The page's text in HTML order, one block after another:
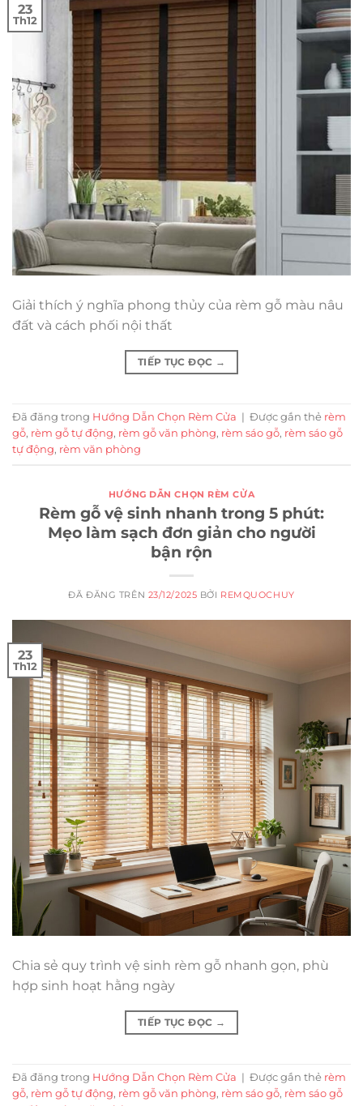
23
Th12
Giải thích ý nghĩa phong thủy của rèm gỗ màu nâu
đất và cách phối nội thất
TIẾP TỤC ĐỌC →
Đã đăng trong Hướng Dẫn Chọn Rèm Cửa | Được gắn thẻ rèm
gỗ, rèm gỗ tự động, rèm gỗ văn phòng, rèm sáo gỗ, rèm sáo gỗ
tự động, rèm văn phòng
HƯỚNG DẪN CHỌN RÈM CỬA
Rèm gỗ vệ sinh nhanh trong 5 phút:
Mẹo làm sạch đơn giản cho người
bận rộn
ĐÃ ĐĂNG TRÊN 23/12/2025 BỞI REMQUOCHUY
23
Th12
Chia sẻ quy trình vệ sinh rèm gỗ nhanh gọn, phù
hợp sinh hoạt hằng ngày
TIẾP TỤC ĐỌC →
Đã đăng trong Hướng Dẫn Chọn Rèm Cửa | Được gắn thẻ rèm
gỗ, rèm gỗ tự động, rèm gỗ văn phòng, rèm sáo gỗ, rèm sáo gỗ